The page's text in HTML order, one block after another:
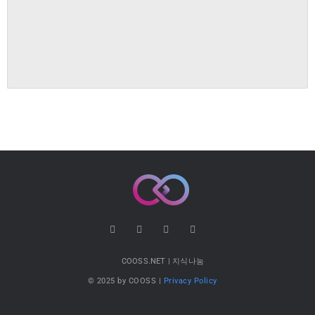
COOSS.NET | 지식나눔
© 2025 by COOSS | Privacy Policy